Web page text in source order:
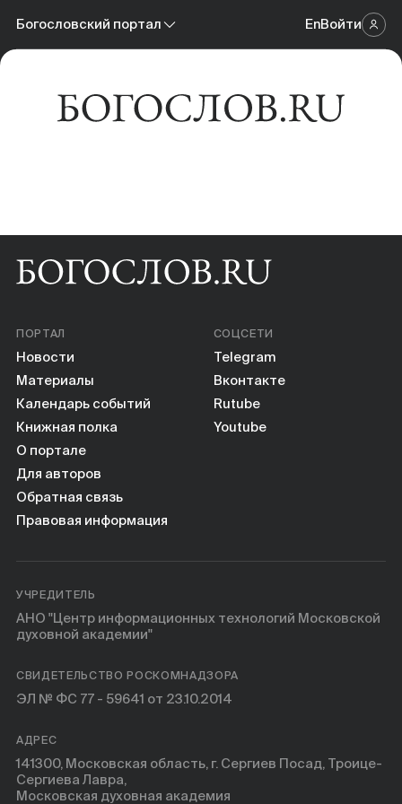
Богословский портал
Богословский портал
EnВойти
Новости
Научные инструменты
ПОРТАЛ
Новости
Материалы
Календарь событий
Книжная полка
О портале
Для авторов
Обратная связь
Правовая информация
СОЦСЕТИ
Telegram
Вконтакте
Rutube
Youtube
УЧРЕДИТЕЛЬ
АНО "Центр информационных технологий Московской
духовной академии"
СВИДЕТЕЛЬСТВО РОСКОМНАДЗОРА
ЭЛ № ФС 77 - 59641 от 23.10.2014
АДРЕС
141300, Московская область, г. Сергиев Посад, Троице-
Сергиева Лавра,
Московская духовная академия